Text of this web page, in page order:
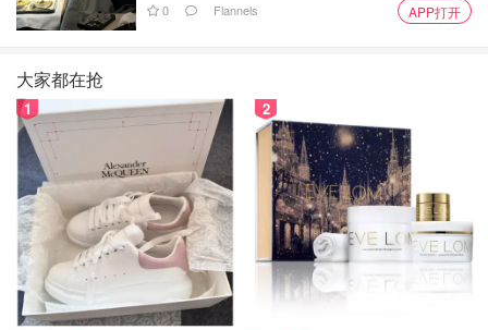
0 Flannels APP打开
大家都在抢
1 2